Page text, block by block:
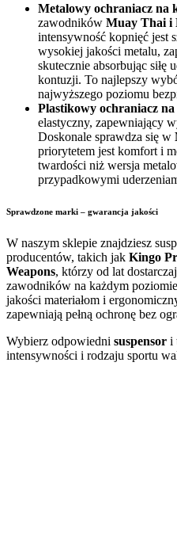
Metalowy ochraniacz na
zawodników Muay Thai i
intensywność kopnięć jest
wysokiej jakości metalu,
skutecznie absorbując
kontuzji. To najlepszy
najwyższego poziomu
Plastikowy ochraniacz
elastyczny, zapewniający
Doskonale sprawdza się w
priorytetem jest komfort i
twardości niż wersja
przypadkowymi
Sprawdzone marki – gwarancja jakości
W naszym sklepie znajdziesz
producentów, takich jak Kingo
Weapons, którzy od lat
zawodników na każdym
jakości materiałom i
zapewniają pełną ochronę bez
Wybierz odpowiedni suspensor i
intensywności i rodzaju sportu